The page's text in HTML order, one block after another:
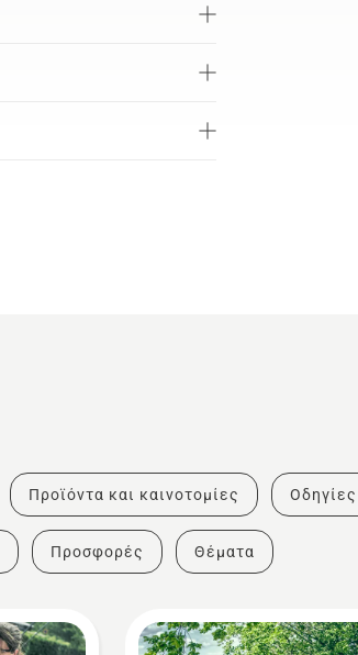
Προϊόντα και καινοτομίες Οδηγίες
Προσφορές Θέματα